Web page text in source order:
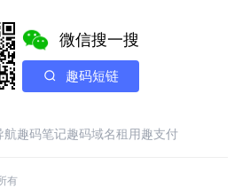
微信搜一搜
趣码短链
航趣码笔记趣码域名租用趣支付
有